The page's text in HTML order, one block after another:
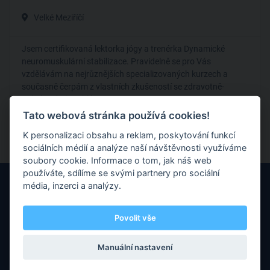
Velké Meziříčí
Jsem certifikovaná lektorka jógy a trenérka Dynamické
neuromuskulární stabilizace. Pravidelně se pro Vás
vzdělávám na nejrůznějších specializovaných kurzech a
současně čerpám z vlastních zkušeností se zdravotně-
pohybovými problémy.
prostřednictvím e-mailu.
Tato webová stránka používá cookies!
K personalizaci obsahu a reklam, poskytování funkcí
sociálních médií a analýze naší návštěvnosti využíváme
soubory cookie. Informace o tom, jak náš web
používáte, sdílíme se svými partnery pro sociální
média, inzerci a analýzy.
Povolit vše
Manuální nastavení